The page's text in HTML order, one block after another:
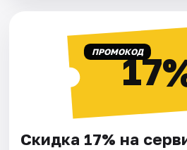
ПРОМОКОД
Скидка 17% на